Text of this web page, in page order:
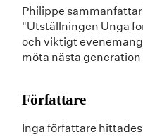
Philippe
"Utställningen Unga
och viktigt
möta nästa
Författare
Inga författare hittades